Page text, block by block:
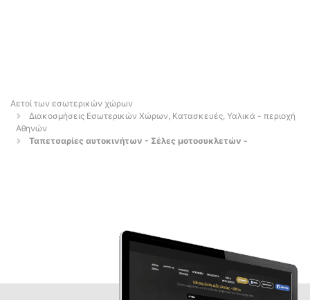
Αετοί των εσωτερικών χώρων
Διακοσμήσεις Εσωτερικών Χώρων, Κατασκευές, Υαλικά - περιοχή
Αθηνών
Ταπετσαρίες αυτοκινήτων - Σέλες μοτοσυκλετών -